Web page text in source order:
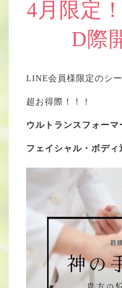
4月限定
D際
LINE会員様限定のシ
超お得際！！！
ウルトランスフォーマ
フェイシャル・ボデ